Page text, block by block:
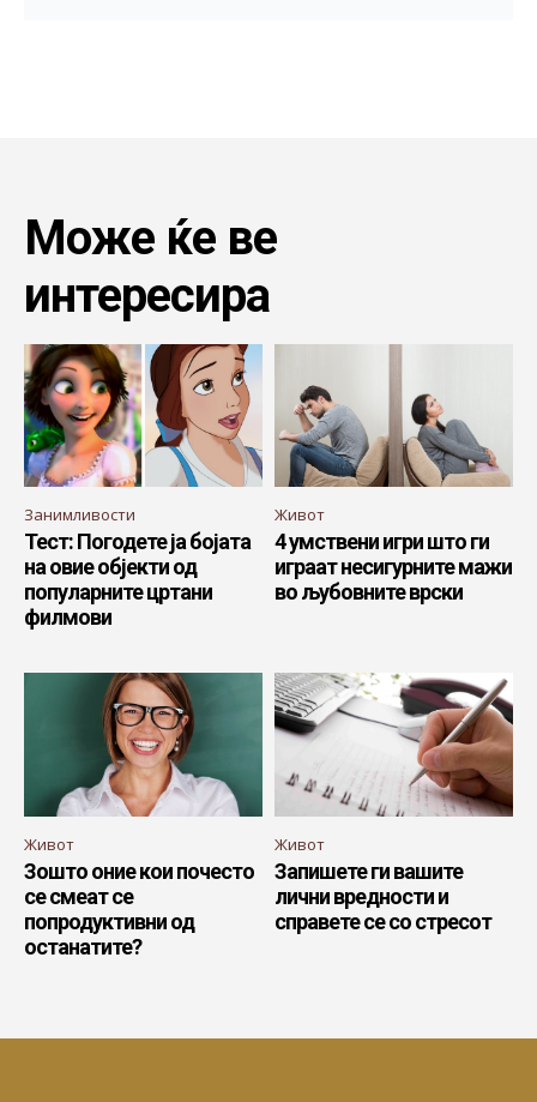
Може ќе ве
интересира
Занимливости
Тест: Погодете ја бојата
на овие објекти од
популарните цртани
филмови
Живот
4 умствени игри што ги
играат несигурните мажи
во љубовните врски
Живот
Зошто оние кои почесто
се смеат се
попродуктивни од
останатите?
Живот
Запишете ги вашите
лични вредности и
справете се со стресот